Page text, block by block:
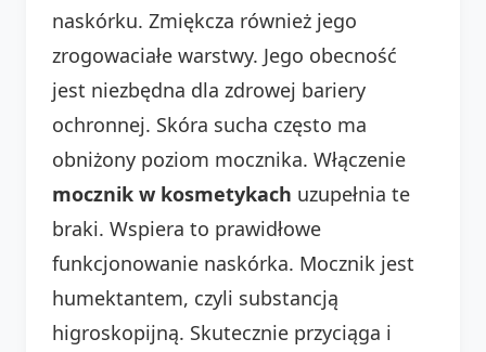
naskórku. Zmiękcza również jego
zrogowaciałe warstwy. Jego obecność
jest niezbędna dla zdrowej bariery
ochronnej. Skóra sucha często ma
obniżony poziom mocznika. Włączenie
mocznik w kosmetykach uzupełnia te
braki. Wspiera to prawidłowe
funkcjonowanie naskórka. Mocznik jest
humektantem, czyli substancją
higroskopijną. Skutecznie przyciąga i